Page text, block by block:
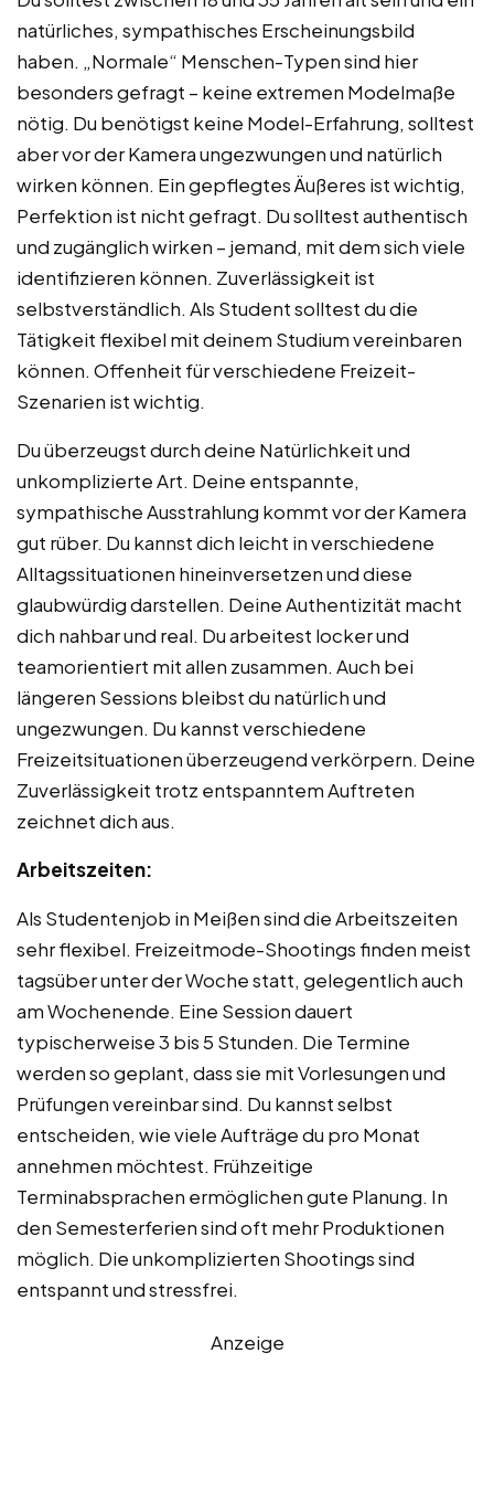
natürliches, sympathisches Erscheinungsbild
haben. „Normale“ Menschen-Typen sind hier
besonders gefragt – keine extremen Modelmaße
nötig. Du benötigst keine Model-Erfahrung, solltest
aber vor der Kamera ungezwungen und natürlich
wirken können. Ein gepflegtes Äußeres ist wichtig,
Perfektion ist nicht gefragt. Du solltest authentisch
und zugänglich wirken – jemand, mit dem sich viele
identifizieren können. Zuverlässigkeit ist
selbstverständlich. Als Student solltest du die
Tätigkeit flexibel mit deinem Studium vereinbaren
können. Offenheit für verschiedene Freizeit-
Szenarien ist wichtig.
Du überzeugst durch deine Natürlichkeit und
unkomplizierte Art. Deine entspannte,
sympathische Ausstrahlung kommt vor der Kamera
gut rüber. Du kannst dich leicht in verschiedene
Alltagssituationen hineinversetzen und diese
glaubwürdig darstellen. Deine Authentizität macht
dich nahbar und real. Du arbeitest locker und
teamorientiert mit allen zusammen. Auch bei
längeren Sessions bleibst du natürlich und
ungezwungen. Du kannst verschiedene
Freizeitsituationen überzeugend verkörpern. Deine
Zuverlässigkeit trotz entspanntem Auftreten
zeichnet dich aus.
Arbeitszeiten:
Als Studentenjob in Meißen sind die Arbeitszeiten
sehr flexibel. Freizeitmode-Shootings finden meist
tagsüber unter der Woche statt, gelegentlich auch
am Wochenende. Eine Session dauert
typischerweise 3 bis 5 Stunden. Die Termine
werden so geplant, dass sie mit Vorlesungen und
Prüfungen vereinbar sind. Du kannst selbst
entscheiden, wie viele Aufträge du pro Monat
annehmen möchtest. Frühzeitige
Terminabsprachen ermöglichen gute Planung. In
den Semesterferien sind oft mehr Produktionen
möglich. Die unkomplizierten Shootings sind
entspannt und stressfrei.
Anzeige